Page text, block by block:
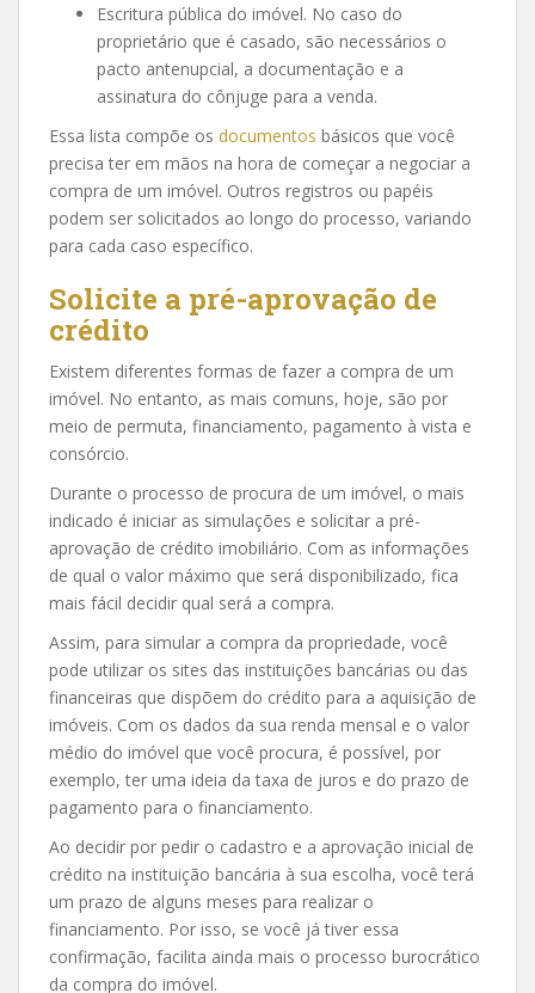
Escritura pública do imóvel. No caso do
proprietário que é casado, são necessários o
pacto antenupcial, a documentação e a
assinatura do cônjuge para a venda.
Essa lista compõe os documentos básicos que você
precisa ter em mãos na hora de começar a negociar a
compra de um imóvel. Outros registros ou papéis
podem ser solicitados ao longo do processo, variando
para cada caso específico.
Solicite a pré-aprovação de
crédito
Existem diferentes formas de fazer a compra de um
imóvel. No entanto, as mais comuns, hoje, são por
meio de permuta, financiamento, pagamento à vista e
consórcio.
Durante o processo de procura de um imóvel, o mais
indicado é iniciar as simulações e solicitar a pré-
aprovação de crédito imobiliário. Com as informações
de qual o valor máximo que será disponibilizado, fica
mais fácil decidir qual será a compra.
Assim, para simular a compra da propriedade, você
pode utilizar os sites das instituições bancárias ou das
financeiras que dispõem do crédito para a aquisição de
imóveis. Com os dados da sua renda mensal e o valor
médio do imóvel que você procura, é possível, por
exemplo, ter uma ideia da taxa de juros e do prazo de
pagamento para o financiamento.
Ao decidir por pedir o cadastro e a aprovação inicial de
crédito na instituição bancária à sua escolha, você terá
um prazo de alguns meses para realizar o
financiamento. Por isso, se você já tiver essa
confirmação, facilita ainda mais o processo burocrático
da compra do imóvel.